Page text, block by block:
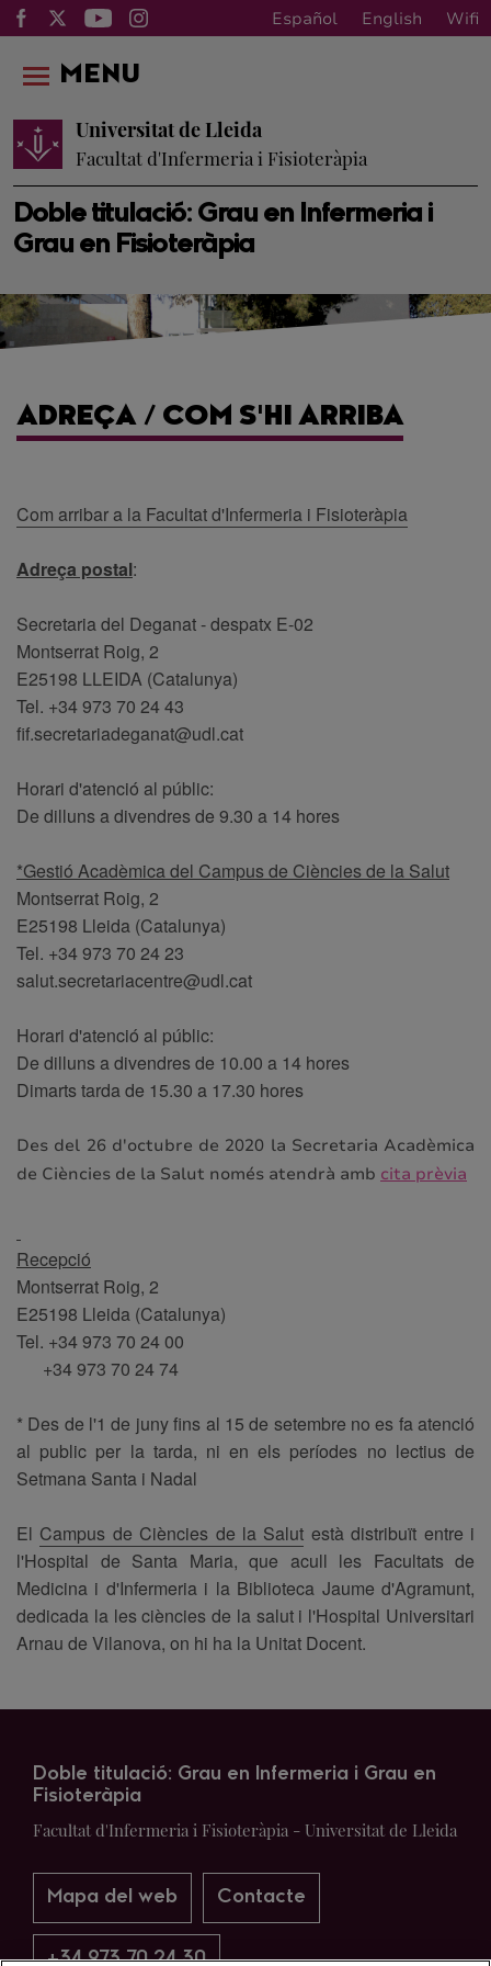
Español English Wifi
Doble titulació: Grau en Infermeria i
Grau en Fisioteràpia
Universitat de Lleida
Facultat d'Infermeria i Fisioteràpia
MENU
ADREÇA / COM S'HI ARRIBA
Com arribar a la Facultat d'Infermeria i Fisioteràpia
Adreça postal:
Secretaria del Deganat - despatx E-02
Montserrat Roig, 2
E25198 LLEIDA (Catalunya)
Tel. +34 973 70 24 43
fif.secretariadeganat@udl.cat
Horari d'atenció al públic:
De dilluns a divendres de 9.30 a 14 hores
*Gestió Acadèmica del Campus de Ciències de la Salut
Montserrat Roig, 2
E25198 Lleida (Catalunya)
Tel. +34 973 70 24 23
salut.secretariacentre@udl.cat
Horari d'atenció al públic:
De dilluns a divendres de 10.00 a 14 hores
Dimarts tarda de 15.30 a 17.30 hores
Des del 26 d'octubre de 2020 la Secretaria Acadèmica
de Ciències de la Salut només atendrà amb cita prèvia
Recepció
Montserrat Roig, 2
E25198 Lleida (Catalunya)
Tel. +34 973 70 24 00
+34 973 70 24 74
* Des de l'1 de juny fins al 15 de setembre no es fa atenció
al public per la tarda, ni en els períodes no lectius de
Setmana Santa i Nadal
El Campus de Ciències de la Salut està distribuït entre i
l'Hospital de Santa Maria, que acull les Facultats de
Medicina i d'Infermeria i la Biblioteca Jaume d'Agramunt,
dedicada la les ciències de la salut i l'Hospital Universitari
Arnau de Vilanova, on hi ha la Unitat Docent.
Doble titulació: Grau en Infermeria i Grau en
Fisioteràpia
Facultat d'Infermeria i Fisioteràpia - Universitat de Lleida
Mapa del web Contacte
+34 973 70 24 30